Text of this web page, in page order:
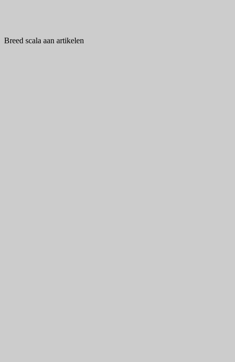
Breed scala aan artikelen